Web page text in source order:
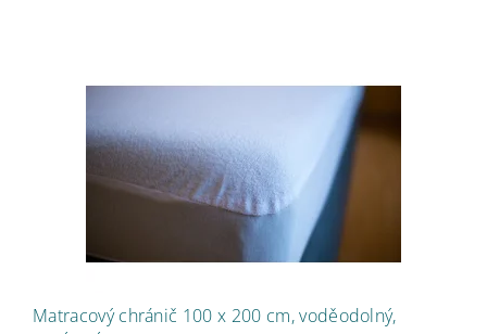
Matracový chránič 100 x 200 cm, voděodolný,